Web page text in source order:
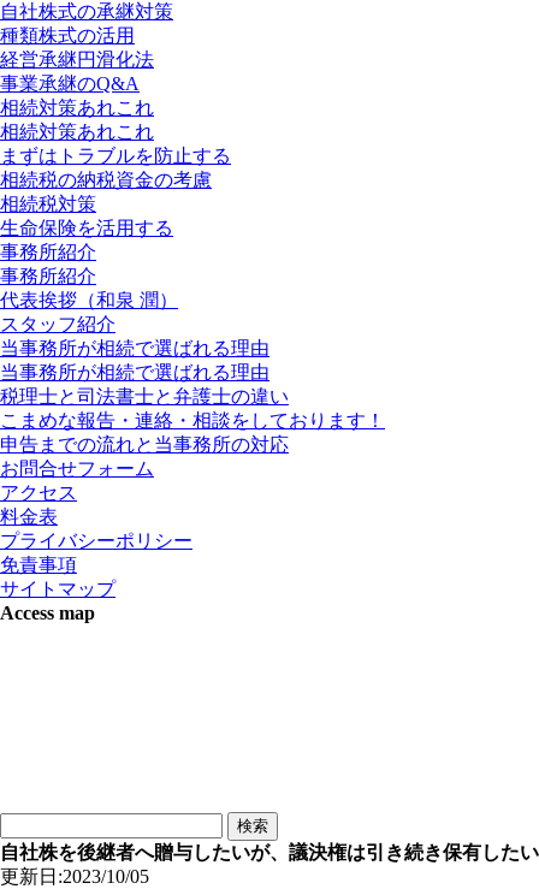
自社株式の承継対策
種類株式の活用
経営承継円滑化法
事業承継のQ&A
相続対策あれこれ
相続対策あれこれ
まずはトラブルを防止する
相続税の納税資金の考慮
相続税対策
生命保険を活用する
事務所紹介
事務所紹介
代表挨拶（和泉 潤）
スタッフ紹介
当事務所が相続で選ばれる理由
当事務所が相続で選ばれる理由
税理士と司法書士と弁護士の違い
こまめな報告・連絡・相談をしております！
申告までの流れと当事務所の対応
お問合せフォーム
アクセス
料金表
プライバシーポリシー
免責事項
サイトマップ
Access map
自社株を後継者へ贈与したいが、議決権は引き続き保有したい
更新日:2023/10/05